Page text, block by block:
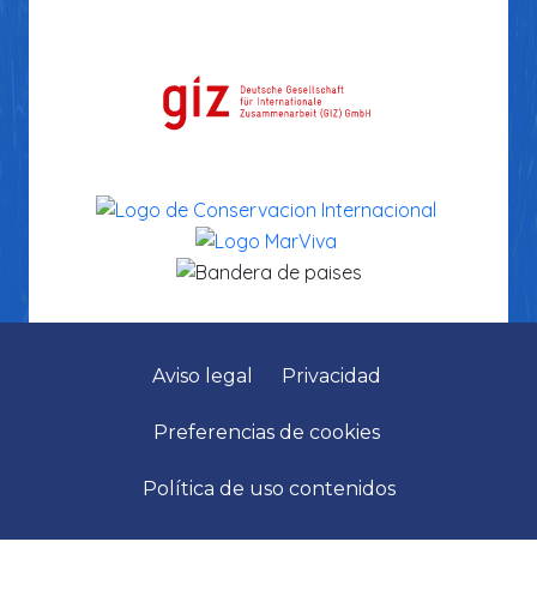
Aviso legal Privacidad
Preferencias de cookies
Política de uso contenidos